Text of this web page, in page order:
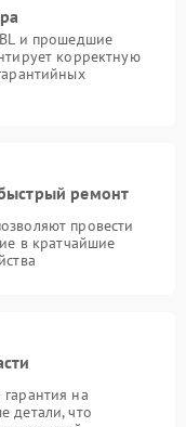
и прошедшие
корректную
ремонт
провести
в кратчайшие
на
детали, что